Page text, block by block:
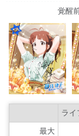
覚醒
ライ
最大